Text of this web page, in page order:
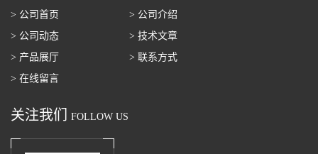
> 公司首页
> 公司介绍
> 公司动态
> 技术文章
> 产品展厅
> 联系方式
> 在线留言
关注我们 FOLLOW US